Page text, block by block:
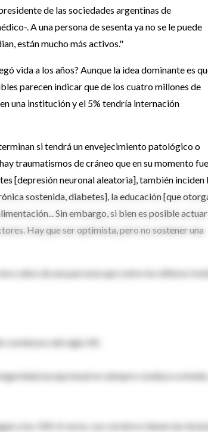
de las sociedades argentinas de
. A una persona de sesenta ya no se le puede
están mucho más activos."
vida a los años? Aunque la idea dominante es
parecen indicar que de los cuatro millones de
una institución y el 5% tendría internación
si tendrá un envejecimiento patológico o
traumatismos de cráneo que en su momento
[depresión neuronal aleatoria], también inciden
sostenida, diabetes], la educación [que
Sin embargo, si bien es posible actuar
Hay que ser optimista, pero no sostener una
años de una persona que sobre los últimos
del siglo XX.
excepcional no siempre conduce a
a los 100. A veces, sus cerebros tienen las